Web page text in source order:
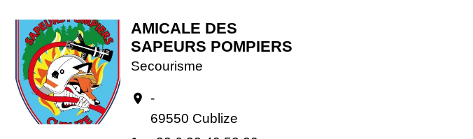
AMICALE DES
SAPEURS POMPIERS
Secourisme
location_on
-
69550 Cublize